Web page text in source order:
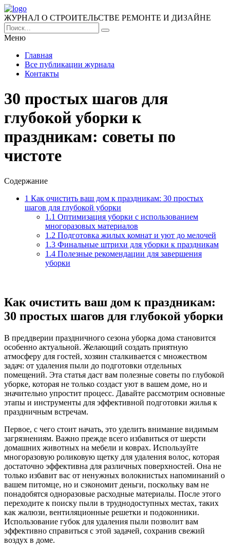
ЖУРНАЛ О СТРОИТЕЛЬСТВЕ РЕМОНТЕ И ДИЗАЙНЕ
Меню
Главная
Все публикации журнала
Контакты
30 простых шагов для
глубокой уборки к
праздникам: советы по
чистоте
Содержание
1 Как очистить ваш дом к праздникам: 30 простых
шагов для глубокой уборки
1.1 Оптимизация уборки с использованием
многоразовых материалов
1.2 Подготовка жилых комнат и уют до мелочей
1.3 Финальные штрихи для уборки к праздникам
1.4 Полезные рекомендации для завершения
уборки
Как очистить ваш дом к праздникам:
30 простых шагов для глубокой уборки
В преддверии праздничного сезона уборка дома становится
особенно актуальной. Желающий создать приятную
атмосферу для гостей, хозяин сталкивается с множеством
задач: от удаления пыли до подготовки отдельных
помещений. Эта статья даст вам полезные советы по глубокой
уборке, которая не только создаст уют в вашем доме, но и
значительно упростит процесс. Давайте рассмотрим основные
этапы и инструменты для эффективной подготовки жилья к
праздничным встречам.
Первое, с чего стоит начать, это уделить внимание видимым
загрязнениям. Важно прежде всего избавиться от шерсти
домашних животных на мебели и коврах. Используйте
многоразовую роликовую щетку для удаления волос, которая
достаточно эффективна для различных поверхностей. Она не
только избавит вас от ненужных волокнистых напоминаний о
вашем питомце, но и сэкономит деньги, поскольку вам не
понадобятся одноразовые расходные материалы. После этого
переходите к поиску пыли в труднодоступных местах, таких
как жалюзи, вентиляционные решетки и подоконники.
Использование губок для удаления пыли позволит вам
эффективно справиться с этой задачей, сохранив свежий
воздух в доме.